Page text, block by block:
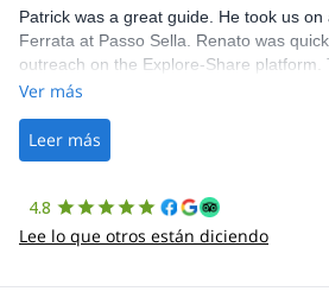
Patrick was a great guide. He took us
Ferrata at Passo Sella. Renato was
outreach on the Explore-Share platform.
was straightforward, and once Patrick
the platform.
Ver más
Leer más
4.8
Lee lo que otros están diciendo